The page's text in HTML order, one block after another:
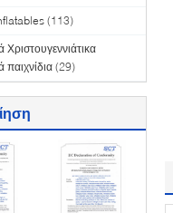
(113)
παιχνίδια(29)